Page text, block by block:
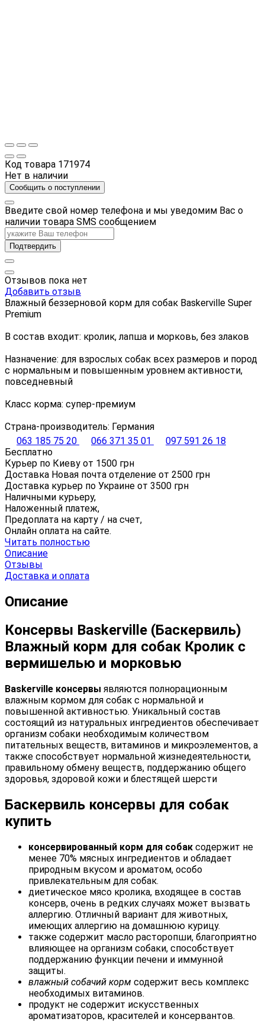
Код товара 171974
Нет в наличии
Сообщить о поступлении
Введите свой номер телефона и мы уведомим Вас о
наличии товара SMS сообщением
Подтвердить
Отзывов пока нет
Добавить отзыв
Влажный беззерновой корм для собак Baskerville Super
Premium
В состав входит: кролик, лапша и морковь, без злаков
Назначение: для взрослых собак всех размеров и пород
с нормальным и повышенным уровнем активности,
повседневный
Класс корма: супер-премиум
Страна-производитель: Германия
063 185 75 20
066 371 35 01
097 591 26 18
Бесплатно
Курьер по Киеву от 1500 грн
Доставка Новая почта отделение от 2500 грн
Доставка курьер по Украине от 3500 грн
Наличными курьеру,
Наложенный платеж,
Предоплата на карту / на счет,
Онлайн оплата на сайте.
Читать полностью
Описание
Отзывы
Доставка и оплата
Описание
Консервы Baskerville (Баскервиль)
Влажный корм для собак Кролик с
вермишелью и морковью
Baskerville консервы являются полнорационным
влажным кормом для собак с нормальной и
повышенной активностью. Уникальный состав
состоящий из натуральных ингредиентов обеспечивает
организм собаки необходимым количеством
питательных веществ, витаминов и микроэлементов, а
также способствует нормальной жизнедеятельности,
правильному обмену веществ, поддержанию общего
здоровья, здоровой кожи и блестящей шерсти
Баскервиль консервы для собак
купить
консервированный корм для собак содержит не
менее 70% мясных ингредиентов и обладает
природным вкусом и ароматом, особо
привлекательным для собак.
диетическое мясо кролика, входящее в состав
консерв, очень в редких случаях может вызвать
аллергию. Отличный вариант для животных,
имеющих аллергию на домашнюю курицу.
также содержит масло расторопши, благоприятно
влияющее на организм собаки, способствует
поддержанию функции печени и иммунной
защиты.
влажный собачий корм содержит весь комплекс
необходимых витаминов.
продукт не содержит искусственных
ароматизаторов, красителей и консервантов.